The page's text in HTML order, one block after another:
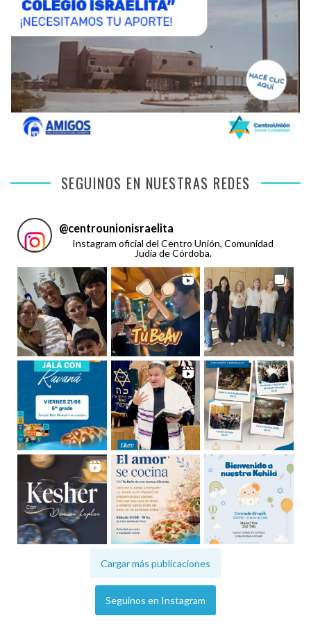
SEGUINOS EN NUESTRAS REDES
@centrounionisraelita
Instagram oficial del Centro Unión, Comunidad
Judía de Córdoba.
Cargar más publicaciones
Seguinos en Instagram